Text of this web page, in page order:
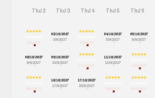
Thứ 2 Thứ 3 Thứ 4 Thứ 5 Thứ 6
2/9/2027
02/10/2027
3/9/2027
4/9/2027
04/10/2027
5/9/2027
05/10/2027
6/9/2027
08/10/2027
9/9/2027
09/10/2027
10/9/2027
11/9/2027
11/10/2027
12/9/2027
13/9/2027
16/9/2027
16/10/2027
17/9/2027
17/10/2027
18/9/2027
19/9/2027
20/9/2027